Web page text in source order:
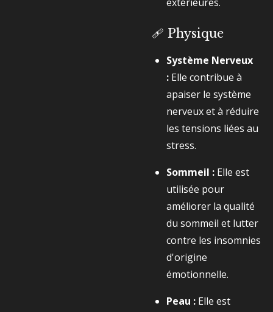
🩹 Physique
Système Nerveux
: Elle contribue à
apaiser le système
nerveux et à réduire
les tensions liées au
stress.
Sommeil : Elle est
utilisée pour
améliorer la qualité
du sommeil et lutter
contre les insomnies
d'origine
émotionnelle.
Peau : Elle est